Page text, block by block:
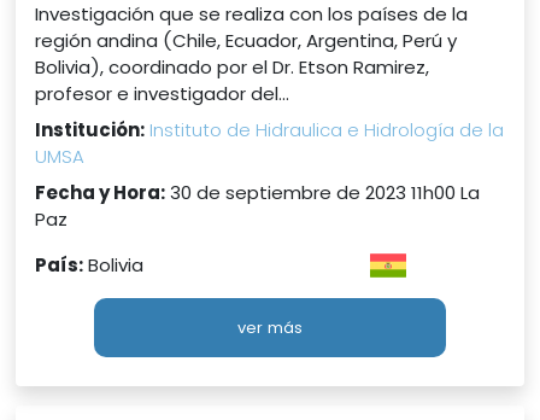
Investigación que se realiza con los países de la
región andina (Chile, Ecuador, Argentina, Perú y
Bolivia), coordinado por el Dr. Etson Ramirez,
profesor e investigador del...
Institución: Instituto de Hidraulica e Hidrología de la
UMSA
Fecha y Hora:30 de septiembre de 2023 11h00 La
Paz
País:Bolivia
ver más